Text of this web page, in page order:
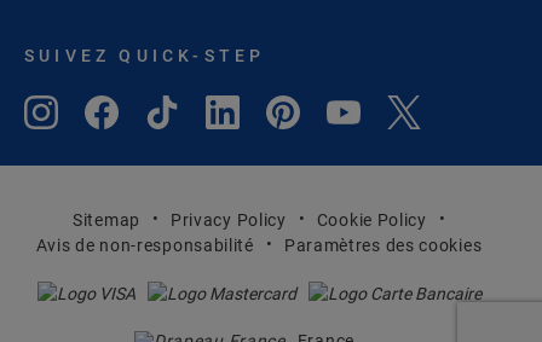
SUIVEZ QUICK-STEP
Sitemap Privacy Policy
Cookie Policy
Avis de non-responsabilité
Paramètres des cookies